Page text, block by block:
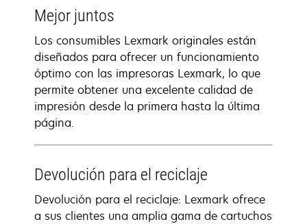
Mejor juntos
Los consumibles Lexmark originales están
diseñados para ofrecer un funcionamiento
óptimo con las impresoras Lexmark, lo que
permite obtener una excelente calidad de
impresión desde la primera hasta la última
página.
Devolución para el reciclaje
Devolución para el reciclaje: Lexmark ofrece
a sus clientes una amplia gama de cartuchos